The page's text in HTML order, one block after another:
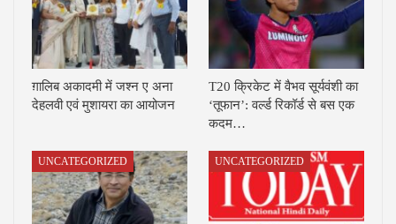
ग़ालिब अकादमी में जश्न ए अना
देहलवी एवं मुशायरा का आयोजन
T20 क्रिकेट में वैभव सूर्यवंशी का
‘तूफान’: वर्ल्ड रिकॉर्ड से बस एक
कदम…
UNCATEGORIZED UNCATEGORIZED